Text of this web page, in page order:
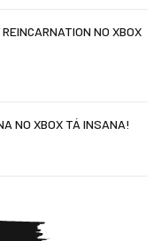
NO XBOX
NO XBOX TÁ INSANA!